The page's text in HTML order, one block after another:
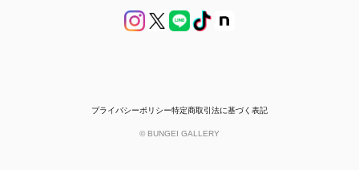
プライバシーポリシー特定商取引法に基づく表記
© BUNGEI GALLERY